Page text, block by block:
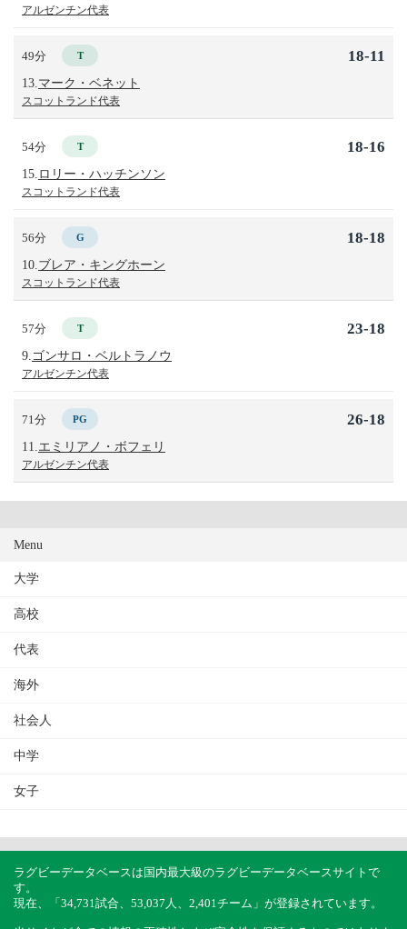
アルゼンチン代表
49分 T
13. マーク・ベネット
スコットランド代表
18-11
54分 T
15. ロリー・ハッチンソン
スコットランド代表
18-16
56分 G
10. ブレア・キングホーン
スコットランド代表
18-18
57分 T
9. ゴンサロ・ベルトラノウ
アルゼンチン代表
23-18
71分 PG
11. エミリアノ・ボフェリ
アルゼンチン代表
26-18
Menu
大学
高校
代表
海外
社会人
中学
女子
ラグビーデータベースは国内最大級のラグビーデータベースサイトで
す。
現在、「34,731試合、53,037人、2,401チーム」が登録されています。